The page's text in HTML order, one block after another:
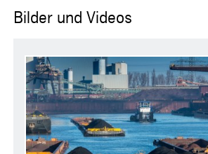
Bilder und Videos